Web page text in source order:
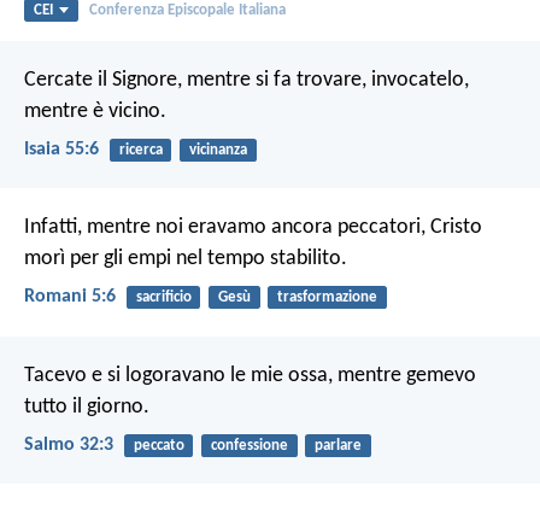
CEI Conferenza Episcopale Italiana
Cercate il Signore, mentre si fa trovare, invocatelo,
mentre è vicino.
Isaia 55:6 ricerca vicinanza
Infatti, mentre noi eravamo ancora peccatori, Cristo
morì per gli empi nel tempo stabilito.
Romani 5:6 sacrificio Gesù trasformazione
Tacevo e si logoravano le mie ossa, mentre gemevo
tutto il giorno.
Salmo 32:3 peccato confessione parlare